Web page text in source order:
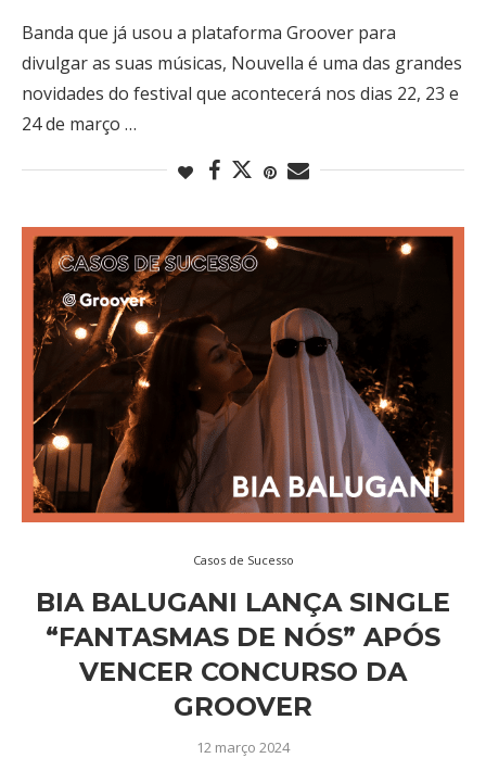
Banda que já usou a plataforma Groover para
divulgar as suas músicas, Nouvella é uma das grandes
novidades do festival que acontecerá nos dias 22, 23 e
24 de março …
Casos de Sucesso
BIA BALUGANI LANÇA SINGLE
“FANTASMAS DE NÓS” APÓS
VENCER CONCURSO DA
GROOVER
12 março 2024